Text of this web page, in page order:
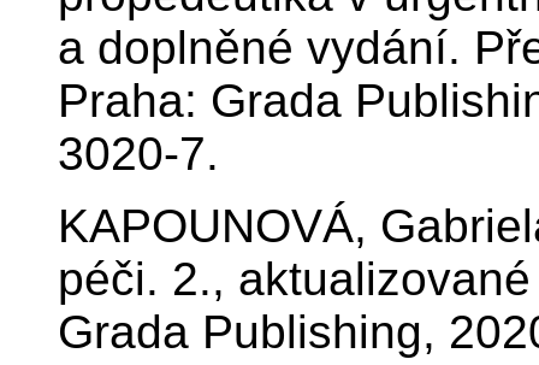
a doplněné vydání.
Praha: Grada
3020-7.
KAPOUNOVÁ,
péči. 2.,
Grada Publishing,